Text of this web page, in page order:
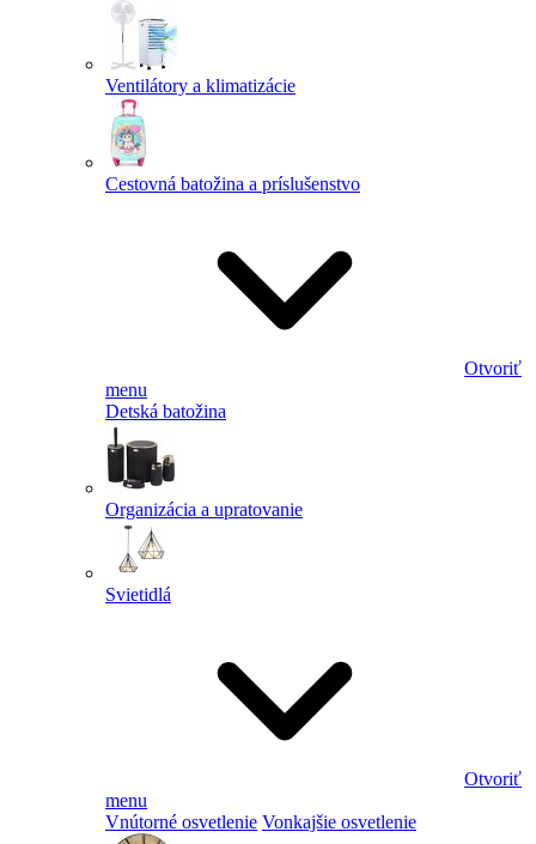
Ventilátory a klimatizácie
Cestovná batožina a príslušenstvo
Otvoriť
menu
Detská batožina
Organizácia a upratovanie
Svietidlá
Otvoriť
menu
Vnútorné osvetlenie Vonkajšie osvetlenie